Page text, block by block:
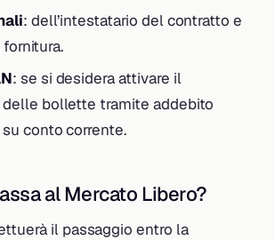
: dell’intestatario del contratto e
fornitura.
: se si desidera attivare il
delle bollette tramite addebito
conto corrente.
al Mercato Libero?
il passaggio entro la